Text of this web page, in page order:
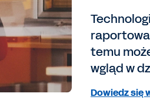
temu
wgląd w
Dowiedz się